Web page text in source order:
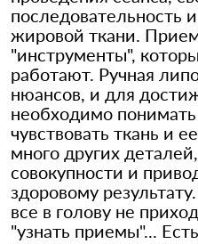
последовательность
жировой ткани.
"инструменты",
работают. Ручная
нюансов, и для
необходимо
чувствовать ткань и
много других
совокупности и
здоровому
все в голову не
"узнать приемы"...